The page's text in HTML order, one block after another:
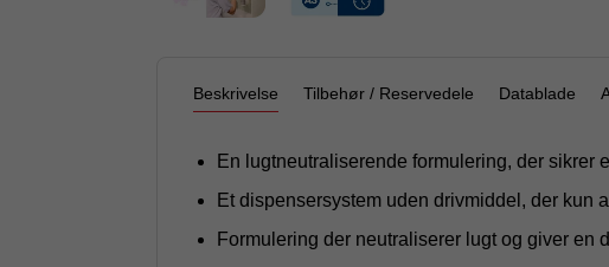
Beskrivelse Tilbehør / Reservedele Datablade
En lugtneutraliserende formulering, der sikrer
Et dispensersystem uden drivmiddel, der kun
Formulering der neutraliserer lugt og giver en